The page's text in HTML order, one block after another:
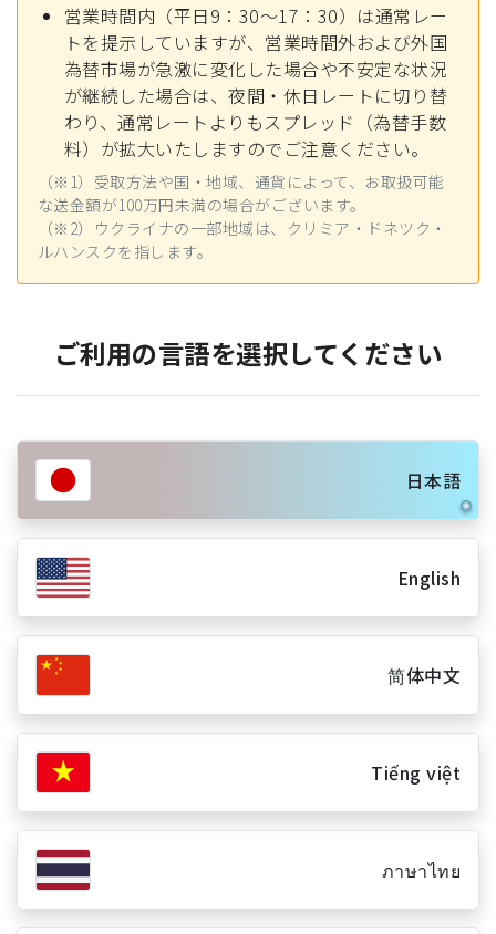
営業時間内（平日9：30～17：30）は通常レー
トを提示していますが、営業時間外および外国
為替市場が急激に変化した場合や不安定な状況
が継続した場合は、夜間・休日レートに切り替
わり、通常レートよりもスプレッド（為替手数
料）が拡大いたしますのでご注意ください。
（※1）受取方法や国・地域、通貨によって、お取扱可能
な送金額が100万円未満の場合がございます。
（※2）ウクライナの一部地域は、クリミア・ドネツク・
ルハンスクを指します。
ご利用の言語を選択してください
日本語
English
简体中文
Tiếng việt
ภาษาไทย